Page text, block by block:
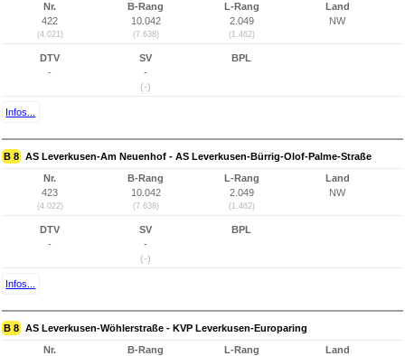
Nr.
422
(4.021)
B-Rang
10.042
(7.638)
L-Rang
2.049
(1.462)
Land
NW
DTV
-
SV
-
(-)
BPL
Infos...
B 8 AS Leverkusen-Am Neuenhof - AS Leverkusen-Bürrig-Olof-Palme-Straße
Nr.
423
(4.022)
B-Rang
10.042
(7.638)
L-Rang
2.049
(1.462)
Land
NW
DTV
-
SV
-
(-)
BPL
Infos...
B 8 AS Leverkusen-Wöhlerstraße - KVP Leverkusen-Europaring
Nr.
B-Rang
L-Rang
Land